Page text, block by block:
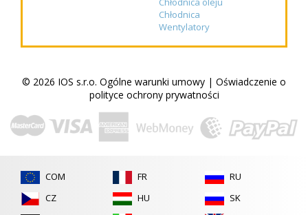
Chłodnica
Wentylatory
© 2026 IOS s.r.o. Ogólne warunki umowy | Oświadczenie o
polityce ochrony prywatności
COM
CZ
FR
HU
RU
SK